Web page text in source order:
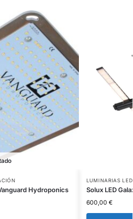
Hydroponics
LUMINARIAS LED
Solux LED
600,00 €